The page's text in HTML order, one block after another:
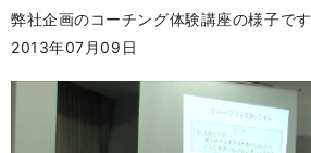
弊社企画のコーチング体験講座の様子です
2013年07月09日